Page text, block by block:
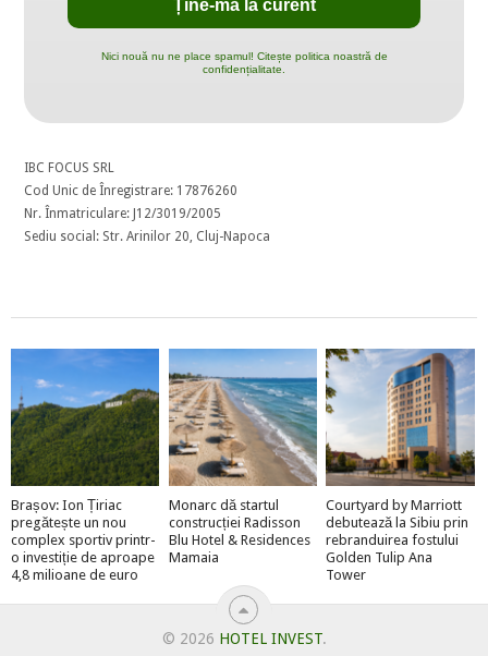
Nici nouă nu ne place spamul! Citește politica noastră de
confidențialitate.
IBC FOCUS SRL
Cod Unic de Înregistrare: 17876260
Nr. Înmatriculare: J12/3019/2005
Sediu social: Str. Arinilor 20, Cluj-Napoca
Brașov: Ion Țiriac
pregătește un nou
complex sportiv printr-
o investiție de aproape
4,8 milioane de euro
Monarc dă startul
construcției Radisson
Blu Hotel & Residences
Mamaia
Courtyard by Marriott
debutează la Sibiu prin
rebranduirea fostului
Golden Tulip Ana
Tower
© 2026 HOTEL INVEST.